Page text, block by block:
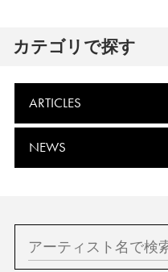
カテゴリで探す
ARTICLES
NEWS